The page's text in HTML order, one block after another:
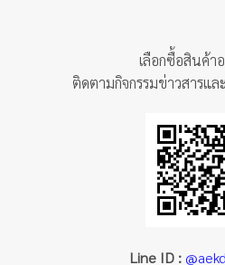
เลือกซื้อสินค้า
ติดตามกิจกรรมข่าวสารแ
Line ID :